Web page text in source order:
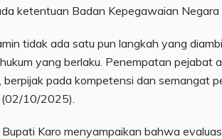
ketentuan Badan Kepegawaian Negara
tidak ada satu pun langkah yang
yang berlaku. Penempatan pejabat
berpijak pada kompetensi dan semangat
(02/10/2025).
Bupati Karo menyampaikan bahwa